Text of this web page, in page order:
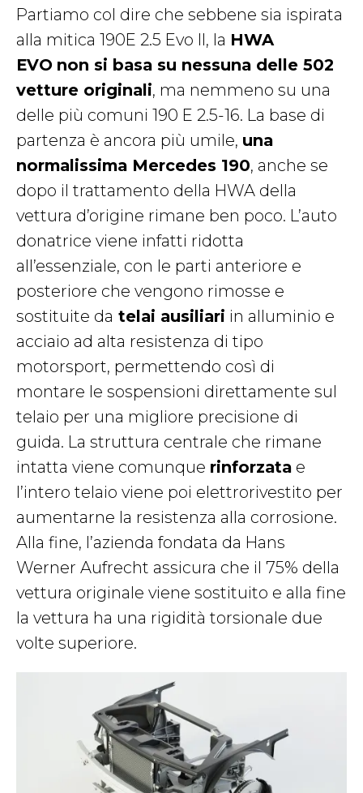
Partiamo col dire che sebbene sia ispirata
alla mitica 190E 2.5 Evo II, la HWA
EVO non si basa su nessuna delle 502
vetture originali, ma nemmeno su una
delle più comuni 190 E 2.5-16. La base di
partenza è ancora più umile, una
normalissima Mercedes 190, anche se
dopo il trattamento della HWA della
vettura d’origine rimane ben poco. L’auto
donatrice viene infatti ridotta
all’essenziale, con le parti anteriore e
posteriore che vengono rimosse e
sostituite da telai ausiliari in alluminio e
acciaio ad alta resistenza di tipo
motorsport, permettendo così di
montare le sospensioni direttamente sul
telaio per una migliore precisione di
guida. La struttura centrale che rimane
intatta viene comunque rinforzata e
l’intero telaio viene poi elettrorivestito per
aumentarne la resistenza alla corrosione.
Alla fine, l’azienda fondata da Hans
Werner Aufrecht assicura che il 75% della
vettura originale viene sostituito e alla fine
la vettura ha una rigidità torsionale due
volte superiore.